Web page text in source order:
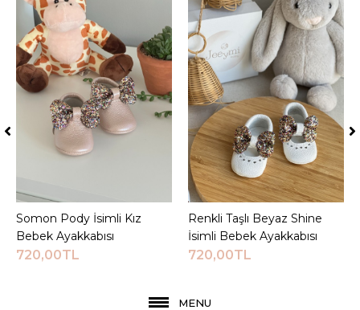
Sepete Ekle
Somon Pody İsimli Kız
Bebek Ayakkabısı
720,00TL
Sepete Ekle
Renkli Taşlı Beyaz Shine
İsimli Bebek Ayakkabısı
720,00TL
MENU